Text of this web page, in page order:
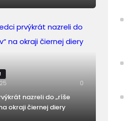
0
nazreli do „ríše
okraji čiernej diery